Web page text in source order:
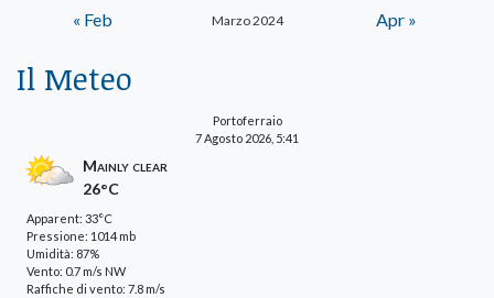
Marzo 2024
« Feb Apr »
Il Meteo
Portoferraio
7 Agosto 2026, 5:41
Mainly clear
26°C
Apparent: 33°C
Pressione: 1014 mb
Umidità: 87%
Vento: 0.7 m/s NW
Raffiche di vento: 7.8 m/s